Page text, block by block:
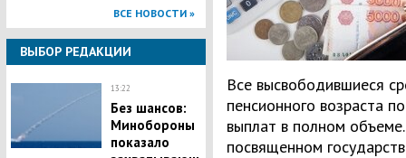
ВСЕ НОВОСТИ »
ВЫБОР РЕДАКЦИИ
13:22
Без шансов:
Минобороны
показало
Все высвободившиеся
пенсионного возраста
выплат в полном
посвященном